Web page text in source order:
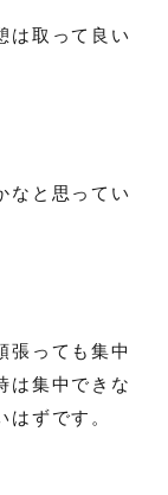
は取って良い
なと思ってい
張っても集中
は集中できな
ずです。